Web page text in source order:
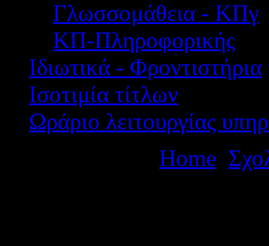
Γλωσσομάθεια - ΚΠγ
ΚΠ-Πληροφορικής
Ιδιωτικά - Φροντιστήρια
Ισοτιμία τίτλων
Ωράριο λειτουργίας
Home